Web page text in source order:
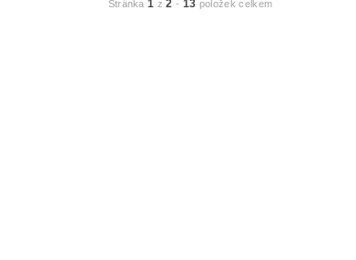
Stránka1 z2 - 13 položek celkem